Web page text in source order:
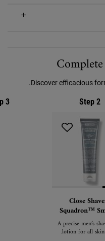
Discover efficacious
Step 2
Close
Squadron™
Glider
Lotion
A precise men’s
lotion for all skin
3